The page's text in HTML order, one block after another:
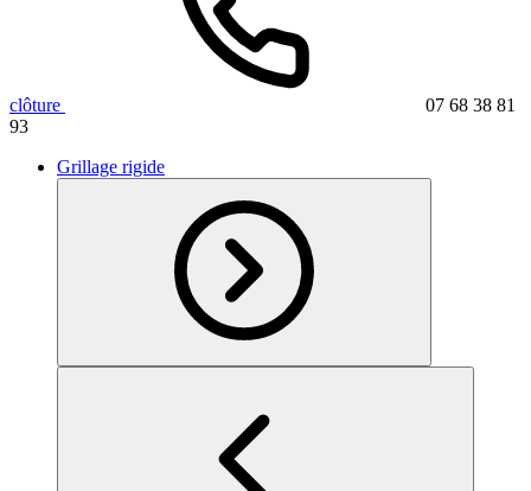
clôture
07 68 38 81
93
Grillage rigide